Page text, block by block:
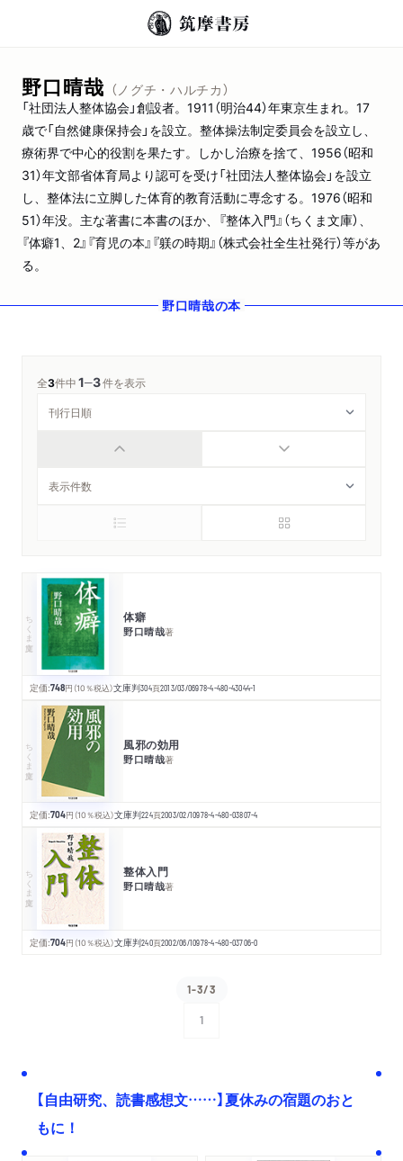
野口晴哉 （ノグチ・ハルチカ）
「社団法人整体協会」創設者。1911（明治44）年東京生まれ。17
歳で「自然健康保持会」を設立。整体操法制定委員会を設立し、
療術界で中心的役割を果たす。しかし治療を捨て、1956（昭和
31）年文部省体育局より認可を受け「社団法人整体協会」を設立
し、整体法に立脚した体育的教育活動に専念する。1976（昭和
51）年没。主な著書に本書のほか、『整体入門』（ちくま文庫）、
『体癖1、2』『育児の本』『躾の時期』（株式会社全生社発行）等があ
る。
野口晴哉の本
全3件中1─3件を表示
ちくま文庫 体癖
野口晴哉著
定価:748円 （10％税込）文庫判304頁2013/03/06978-4-480-43044-1
ちくま文庫 風邪の効用
野口晴哉著
定価:704円 （10％税込）文庫判224頁2003/02/10978-4-480-03807-4
ちくま文庫 整体入門
野口晴哉著
定価:704円 （10％税込）文庫判240頁2002/06/10978-4-480-03706-0
1-3/3
1
【自由研究、読書感想文……】夏休みの宿題のおと
もに！